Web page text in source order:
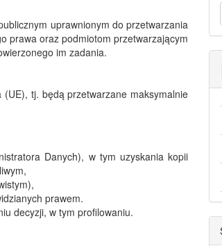
uprawnionym do przetwarzania
prawa oraz podmiotom przetwarzającym
im zadania.
tj. będą przetwarzane maksymalnie
Danych), w tym uzyskania kopii
prawem.
decyzji, w tym profilowaniu.